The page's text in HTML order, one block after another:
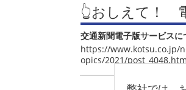
👆おしえて！
交通新聞電子版サービスに
https://www.kotsu.co.jp/
opics/2021/